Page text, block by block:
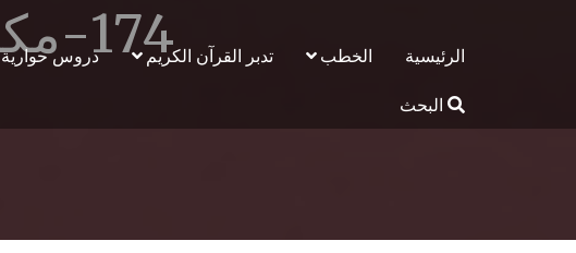
الرئيسية الخطب تدبر القرآن الكريم دروس حوارية
البحث
174-مكانة المسجد في الإسلام